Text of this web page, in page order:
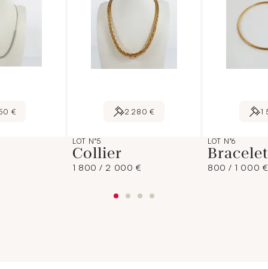
€ 2 280 €
LOT N°5
Collier
1 800 / 2 000 €
1
LOT N°6
800 / 1 000 €